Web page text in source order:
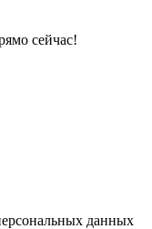
сейчас!
данных